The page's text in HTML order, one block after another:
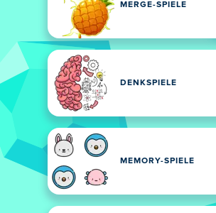
MERGE-SPIELE
DENKSPIELE
MEMORY-SPIELE